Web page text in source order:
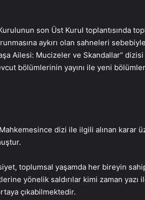
son Üst Kurul toplantısında
aykırı olan sahneleri
Ailesi: Mucizeler ve Skandallar”
bölümlerinin yayını ile yeni
dizi ile ilgili alınan karar
toplumsal yaşamda her bireyin
yönelik saldırılar kimi zaman
çıkabilmektedir.